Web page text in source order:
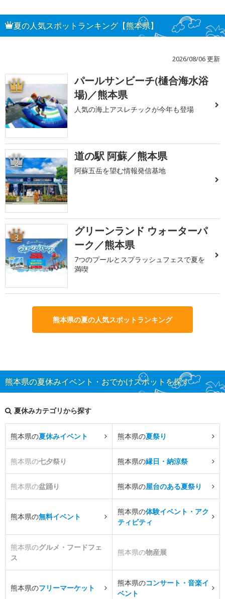
夏の人気スポットランキング【熊本県】
2026/08/06 更新
1
パールサンビーチ(樋合海水浴
場)／熊本県
人気の海上アスレチックが今年も登場
2 道の駅 阿蘇／熊本県
阿蘇五岳を望む情報発信基地
3
グリーンランド ウォーターパ
ーク／熊本県
7つのプールとスプラッシュフェスで夏を
満喫
熊本県の夏の人気スポットランキング
熊本県の夏休みイベント・おでかけスポットを探す
夏休みカテゴリから探す
熊本県の夏休みイベント 熊本県の夏祭り
熊本県の七夕祭り 熊本県の縁日・納涼祭
熊本県の盆踊り 熊本県の屋台のある夏祭り
熊本県の無料イベント
熊本県の体験イベント・アク
ティビティ
熊本県のグルメ・フードフェ
ス
熊本県の物産展
熊本県のフリーマーケット
熊本県のコンサート・音楽イ
ベント